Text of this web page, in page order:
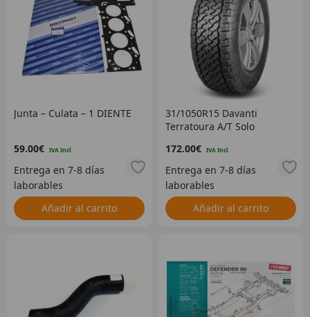
Junta – Culata – 1 DIENTE
59.00€
Añadir al carrito
31/1050R15 Davanti
Terratoura A/T Solo
ACTUALMENTE AGOTADO
– SIN FECHA DE
VENCIMIENTO –
31/1050R15DAVTT
172.00€
Añadir al carrito